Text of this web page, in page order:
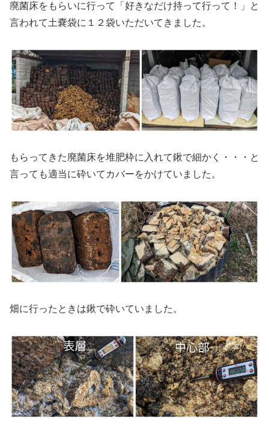
廃菌床をもらいに行って「好きなだけ持って行って！」と
言われて土嚢袋に１２袋いただいてきました。
もらってきた廃菌床を堆肥枠に入れて鍬で細かく・・・と
言っても適当に砕いてカバーをかけていました。
畑に行ったときは鍬で砕いていました。